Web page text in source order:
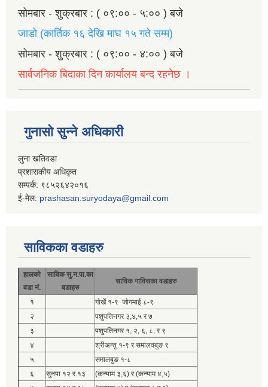
सोमबार - शुक्रबार : ( ०९:०० - ५:०० ) बजे
जाडो (कार्तिक १६ देखि माघ १५ गते सम्म)
सोमबार - शुक्रबार : ( ०९:०० - ४:०० ) बजे
सार्वजनिक बिदाका दिन कार्यालय बन्द रहनेछ ।
गुनासो सुन्ने अधिकारी
लुना खतिवडा
प्रशासकीय अधिकृत
सम्पर्क: ९८५२६४२०१६
ई-मेल: prashasan.suryodaya@gmail.com
साविकका वडाहरु
हालको
वडा नं.
साविक सु.न.पा.का
वडाहरु
साविक गाविसका वडाहरु
१
गोर्खे १-९ जोगमाई ८-९
२
पशुपतिनगर ३,४,५ र ७
३
पशुपतिनगर १, २, ६, ८, र ९
४
श्रीअन्तु १-९ र समालवबुङ ९
५
समालबुङ १-८
६
सुनपा १२ र १३
(कन्याम ३,६) र (कन्याम ४,५)